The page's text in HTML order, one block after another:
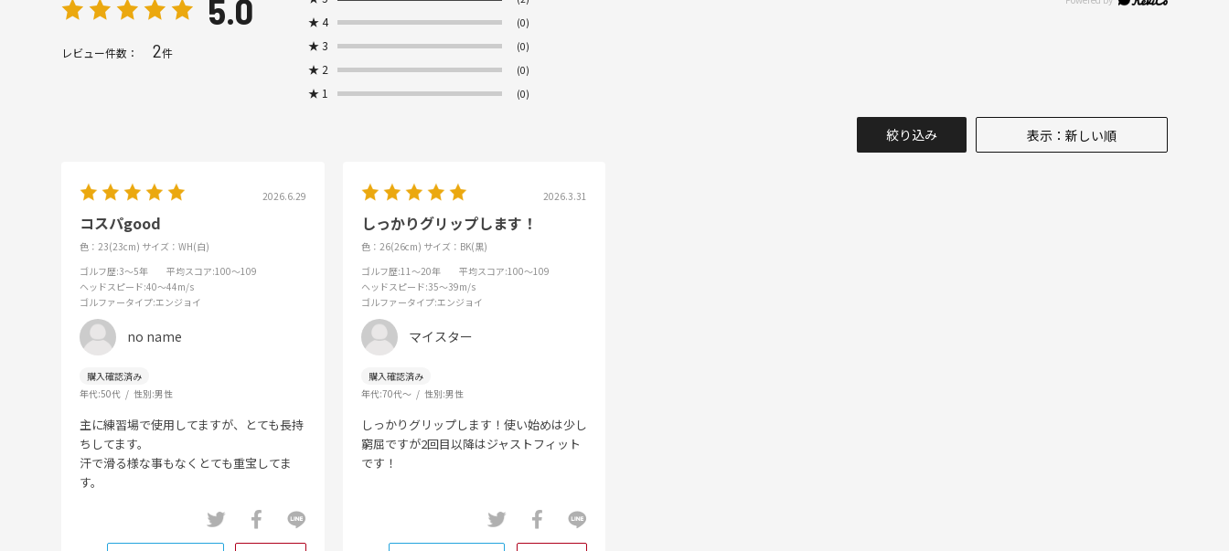
5.0
レビュー件数： 2件
★4 (0)
★3 (0)
★ 2 (0)
★ 1 (0)
絞り込み 表示：新しい順
2026.6.29
コスパgood
色：23(23cm) サイズ：WH(白)
ゴルフ歴:3～5年 平均スコア:100～109
ヘッドスピード:40～44m/s
ゴルファータイプ:エンジョイ
no name
年代:50代 性別:男性
主に練習場で使用してますが、とても長持
ちしてます。
汗で滑る様な事もなくとても重宝してま
す。
2026.3.31
しっかりグリップします！
色：26(26cm) サイズ：BK(黒)
ゴルフ歴:11～20年 平均スコア:100～109
ヘッドスピード:35～39m/s
ゴルファータイプ:エンジョイ
マイスター
年代:70代～ 性別:男性
しっかりグリップします！使い始めは少し
窮屈ですが2回目以降はジャストフィット
です！